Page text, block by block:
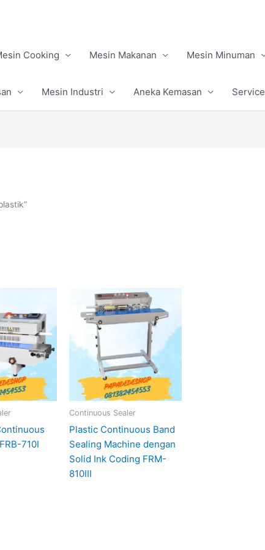
Cooking Mesin Makanan Mesin Minuman
Mesin Industri Aneka Kemasan Service
710I
Continuous Sealer
Plastic Continuous Band
Sealing Machine dengan
Solid Ink Coding FRM-
810III